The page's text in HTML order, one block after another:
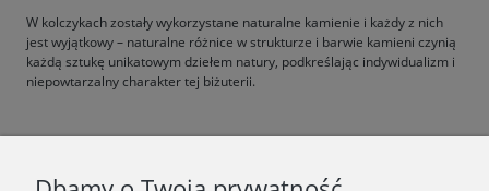
W kolczykach zostały wykorzystane naturalne kamienie i każdy z nich
jest wyjątkowy – naturalne różnice w strukturze i barwie kamieni czynią
każdą sztukę unikatowym dziełem natury, podkreślając indywidualizm i
niepowtarzalny charakter tej biżuterii.